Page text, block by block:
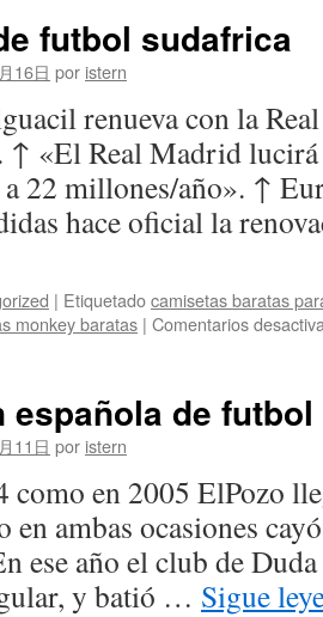
futbol sudafrica
16日 por istern
renueva con la
↑ «El Real Madrid
22 millones/año». ↑
hace oficial la
| Etiquetadocamisetas baratas
monkey baratas | Comentarios
española de
11日 por istern
como en 2005 ElPozo
en ambas ocasiones
ese año el club de
y batió … Sigue